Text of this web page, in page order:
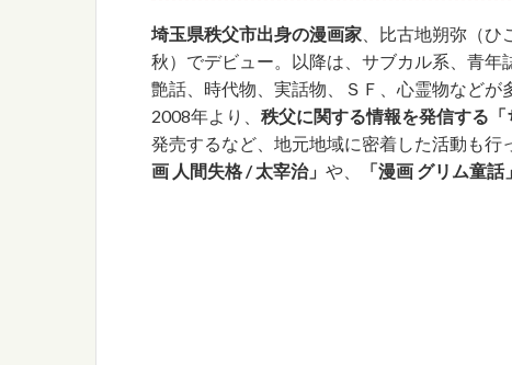
埼玉県秩父市出身の漫画家 、比古地朔弥（
秋）でデビュー。以降は、サブカル系、青
艶話、時代物、実話物、ＳＦ、心霊物などが
2008年より、 秩父に関する情報を発信する
発売するなど、地元地域に密着した活動も行
画 人間失格 / 太宰治」 や、 「漫画 グリム童話」